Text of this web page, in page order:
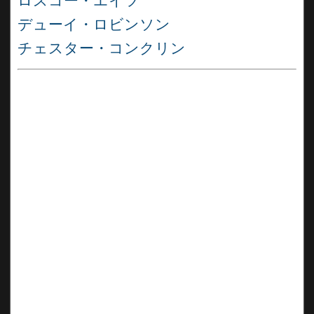
デューイ・ロビンソン
チェスター・コンクリン